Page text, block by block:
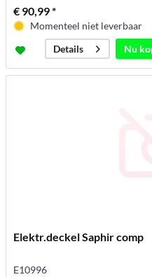
€ 90,99 *
Momenteel niet leverbaar
Details
Nu
Elektr.deckel Saphir comp
E10996